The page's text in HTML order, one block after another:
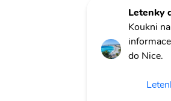
Letenky
Koukni
do Nice.